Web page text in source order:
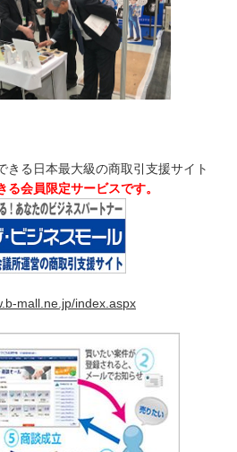
きる日本最大級の商取引支援サイト
会員限定サービスです。
mall.ne.jp/index.aspx